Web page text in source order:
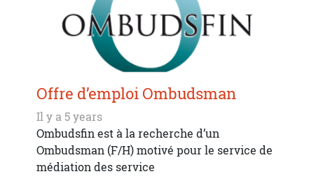
Offre d’emploi Ombudsman
Il y a 5 years
Ombudsfin est à la recherche d’un
Ombudsman (F/H) motivé pour le service de
médiation des service